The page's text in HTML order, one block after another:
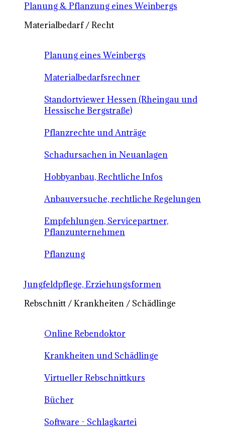
Planung & Pflanzung eines Weinbergs
Materialbedarf / Recht
Planung eines Weinbergs
Materialbedarfsrechner
Standortviewer Hessen (Rheingau und
Hessische Bergstraße)
Pflanzrechte und Anträge
Schadursachen in Neuanlagen
Hobbyanbau, Rechtliche Infos
Anbauversuche, rechtliche Regelungen
Empfehlungen, Servicepartner,
Pflanzunternehmen
Pflanzung
Jungfeldpflege, Erziehungsformen
Rebschnitt / Krankheiten / Schädlinge
Online Rebendoktor
Krankheiten und Schädlinge
Virtueller Rebschnittkurs
Bücher
Software - Schlagkartei